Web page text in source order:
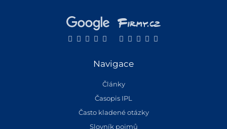
Navigace
Články
Časopis IPL
Často kladené otázky
Slovník pojmů